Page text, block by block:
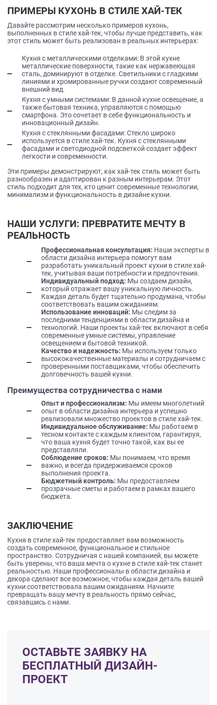
ПРИМЕРЫ КУХОНЬ В СТИЛЕ ХАЙ-ТЕК
Давайте рассмотрим несколько примеров кухонь,
выполненных в стиле хай-тек, чтобы лучше представить, как
этот стиль может быть реализован в реальных интерьерах:
Кухня с металлическими отделками: В этой кухне
металлические поверхности, такие как нержавеющая
сталь, доминируют в отделке. Светильники с гладкими
линиями и хромированные ручки создают современный
внешний вид.
Кухня с умными системами: В данной кухне освещение, а
также бытовая техника, управляются с помощью
смартфона. Это сочетает в себе функциональность и
инновационный дизайн.
Кухня с стеклянными фасадами: Стекло широко
используется в стиле хай-тек. Кухня с стеклянными
фасадами и светодиодной подсветкой создает эффект
легкости и современности.
Эти примеры демонстрируют, как хай-тек стиль может быть
разнообразен и адаптирован к разным интерьерам. Этот
стиль подходит для тех, кто ценит современные технологии,
минимализм и функциональность в дизайне кухни.
НАШИ УСЛУГИ: ПРЕВРАТИТЕ МЕЧТУ В
РЕАЛЬНОСТЬ
Профессиональная консультация: Наши эксперты в
области дизайна интерьера помогут вам
разработать уникальный проект кухни в стиле хай-
тек, учитывая ваши потребности и предпочтения.
Индивидуальный подход: Мы создаем дизайн,
который отражает вашу уникальную личность.
Каждая деталь будет тщательно продумана, чтобы
соответствовать вашим ожиданиям.
Использование инноваций: Мы следим за
последними тенденциями в области дизайна и
технологий. Наши проекты хай-тек включают в себя
современные умные системы, управление
освещением и бытовой техникой.
Качество и надежность: Мы используем только
высококачественные материалы и сотрудничаем с
проверенными поставщиками, чтобы обеспечить
долговечность вашей кухни.
Преимущества сотрудничества с нами
Опыт и профессионализм: Мы имеем многолетний
опыт в области дизайна интерьера и успешно
реализовали множество проектов в стиле хай-тек.
Индивидуальное обслуживание: Мы работаем в
тесном контакте с каждым клиентом, гарантируя,
что ваша кухня будет точно такой, как вы ее
представляли.
Соблюдение сроков: Мы понимаем, что время
важно, и всегда придерживаемся сроков
выполнения проекта.
Бюджетный контроль: Мы предоставляем
прозрачные сметы и работаем в рамках вашего
бюджета.
ЗАКЛЮЧЕНИЕ
Кухня в стиле хай-тек предоставляет вам возможность
создать современное, функциональное и стильное
пространство. Сотрудничая с нашей компанией, вы можете
быть уверены, что ваша мечта о кухне в стиле хай-тек станет
реальностью. Наши профессионалы в области дизайна и
декора сделают все возможное, чтобы каждая деталь вашей
кухни соответствовала вашим ожиданиям. Начните
превращать вашу мечту в реальность прямо сейчас,
связавшись с нами.
ОСТАВЬТЕ ЗАЯВКУ НА
БЕСПЛАТНЫЙ ДИЗАЙН-
ПРОЕКТ